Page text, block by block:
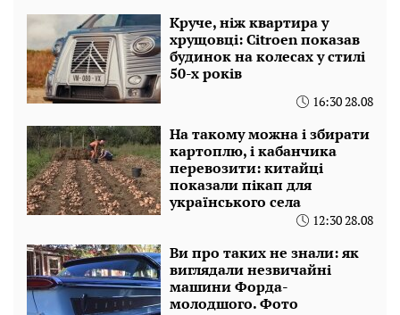
Круче, ніж квартира у
хрущовці: Citroen показав
будинок на колесах у стилі
50-х років
16:30 28.08
На такому можна і збирати
картоплю, і кабанчика
перевозити: китайці
показали пікап для
українського села
12:30 28.08
Ви про таких не знали: як
виглядали незвичайні
машини Форда-
молодшого. Фото